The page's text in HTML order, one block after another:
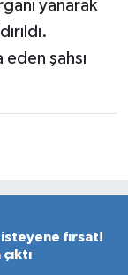
yanarak
eden şahsı
fırsat!